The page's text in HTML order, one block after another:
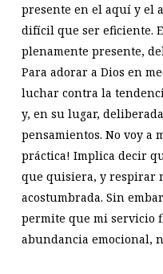
presente en el aquí y el
difícil que ser eficiente.
plenamente presente,
Para adorar a Dios en
luchar contra la
y, en su lugar,
pensamientos. No voy a
práctica! Implica decir
que quisiera, y respirar
acostumbrada. Sin
permite que mi servicio
abundancia emocional,